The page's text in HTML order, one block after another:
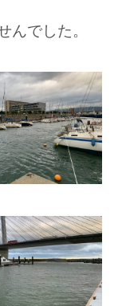
んでした。